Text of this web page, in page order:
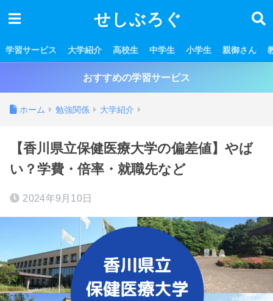
せしぶろぐ
学習サービス 大学紹介 高校生 中学生 小学生 親御さん
おすすめの学習サービス
ホーム 勉強関係 大学紹介
【香川県立保健医療大学の偏差値】やば
い？学費・倍率・就職先など
2024年9月10日